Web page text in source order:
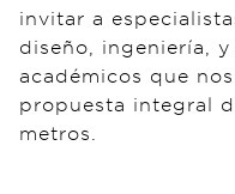
diseño, ingeniería,
académicos que
propuesta integral
metros.